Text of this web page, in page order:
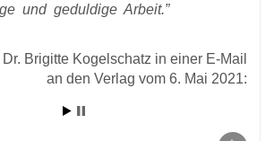
und geduldige Arbeit.
Brigitte Kogelschatz in einer E-Mail
an den Verlag vom 6. Mai 2021: